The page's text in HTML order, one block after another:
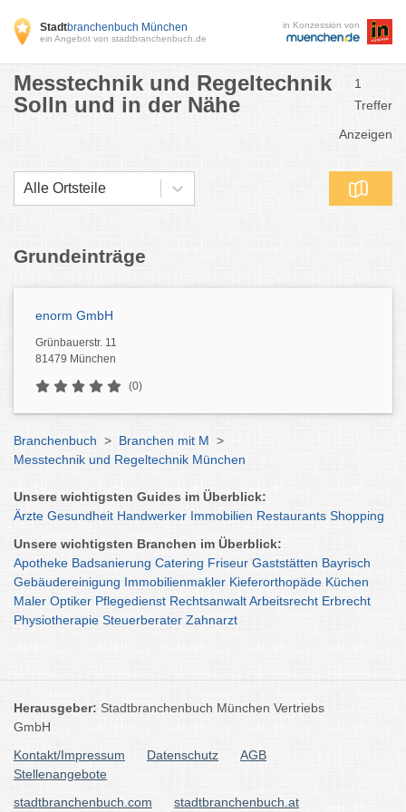
Stadtbranchenbuch München
ein Angebot von stadtbranchenbuch.de
in Konzession von
Messtechnik und Regeltechnik
Solln und in der Nähe
1
Treffer
Anzeigen
Alle Ortsteile
Grundeinträge
enorm GmbH
Grünbauerstr. 11
81479 München
(0)
Branchenbuch > Branchen mit M >
Messtechnik und Regeltechnik München
Unsere wichtigsten Guides im Überblick:
Ärzte Gesundheit Handwerker Immobilien Restaurants Shopping
Unsere wichtigsten Branchen im Überblick:
Apotheke Badsanierung Catering Friseur Gaststätten Bayrisch
Gebäudereinigung Immobilienmakler Kieferorthopäde Küchen
Maler Optiker Pflegedienst RechtsanwaltArbeitsrecht Erbrecht
Physiotherapie Steuerberater Zahnarzt
Herausgeber: Stadtbranchenbuch München Vertriebs
GmbH
Kontakt/Impressum
Datenschutz
AGB
Stellenangebote
stadtbranchenbuch.com
stadtbranchenbuch.at